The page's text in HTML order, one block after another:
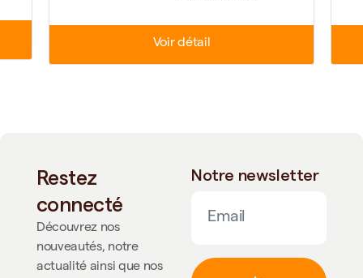
Voir détail
Restez
connecté
Découvrez nos
nouveautés, notre
actualité ainsi que nos
Notre newsletter